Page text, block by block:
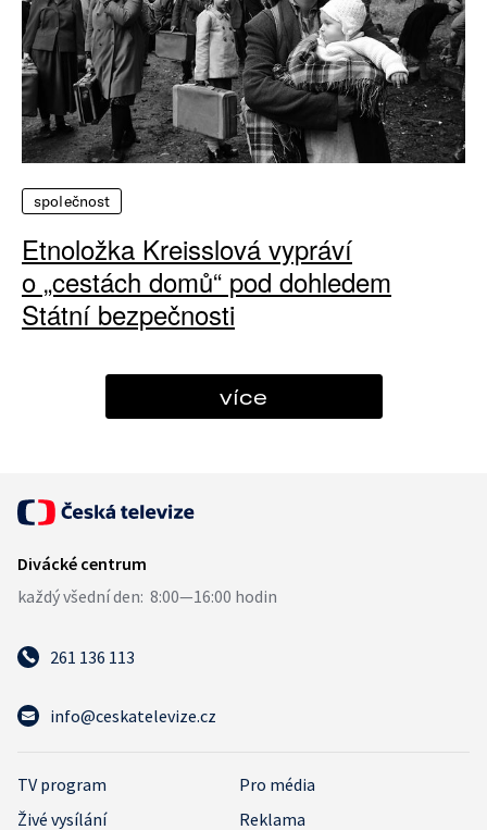
společnost
Etnoložka Kreisslová vypráví
o „cestách domů“ pod dohledem
Státní bezpečnosti
více
261 136 113
info@ceskatelevize.cz
TV program
Pro média
Živé vysílání
Reklama